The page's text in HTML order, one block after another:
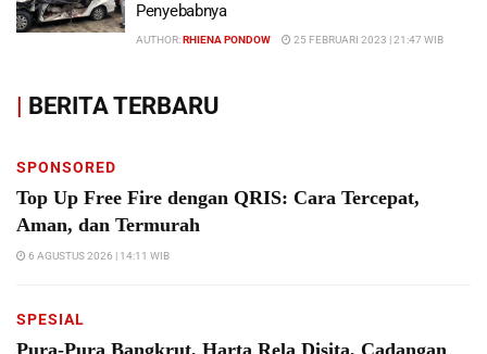
Penyebabnya
AUTHOR:RHIENA PONDOW 25 FEBRUARI 2023 | 21:47 WIB
| BERITA TERBARU
SPONSORED
Top Up Free Fire dengan QRIS: Cara Tercepat,
Aman, dan Termurah
6 AGUSTUS 2026 | 14:11 WIB
SPESIAL